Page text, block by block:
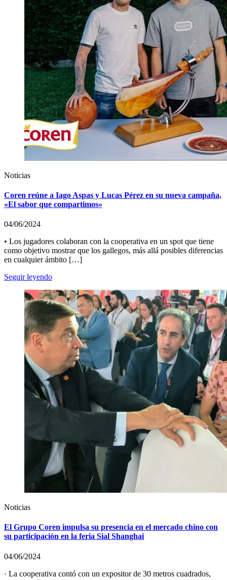
Noticias
Coren reúne a Iago Aspas y Lucas Pérez en su nueva campaña,
«El sabor que compartimos»
04/06/2024
• Los jugadores colaboran con la cooperativa en un spot que tiene
como objetivo mostrar que los gallegos, más allá posibles diferencias
en cualquier ámbito […]
Seguir leyendo
Noticias
El Grupo Coren impulsa su presencia en el mercado chino con
su participación en la feria Sial Shanghai
04/06/2024
· La cooperativa contó con un expositor de 30 metros cuadrados,